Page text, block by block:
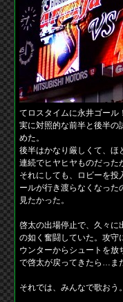
てロスタイムに永井ゴール
実に対照的な前半と後半の
めた。
後半はかなり厳しくて、ほ
連続でヒヤヒヤものだった
それにしても、ロビーを
ールが行き渡らなくなっ
見たかった。
啓太の出場停止で、久々に
の如く奮闘していた。攻守
ウンターからシュートを
で啓太が戻ってきたら…ま
それでは、みんなで歌おう